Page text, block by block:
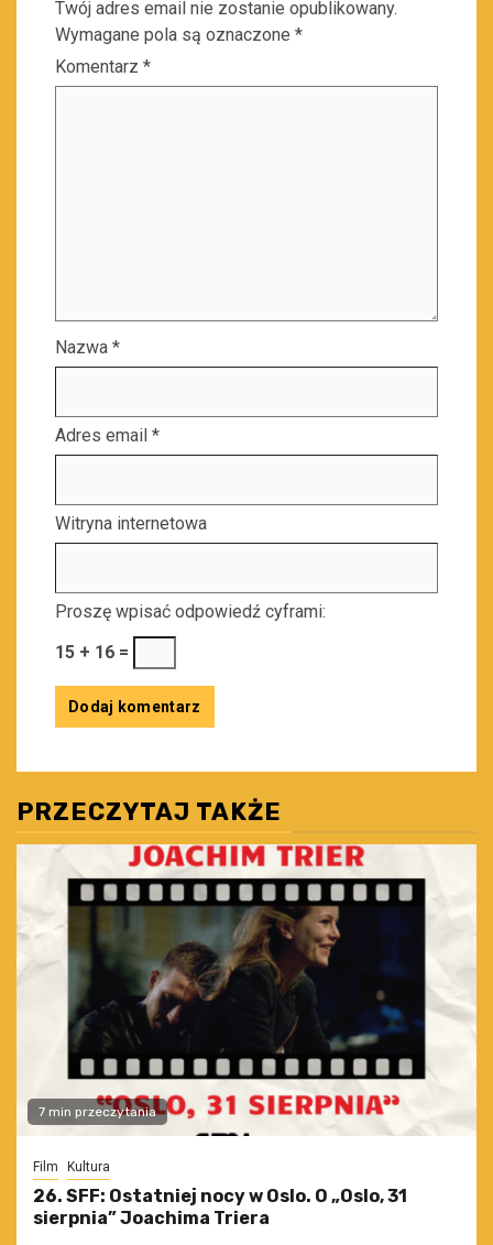
Twój adres email nie zostanie opublikowany.
Wymagane pola są oznaczone *
Komentarz *
Nazwa *
Adres email *
Witryna internetowa
Proszę wpisać odpowiedź cyframi:
15 + 16 =
PRZECZYTAJ TAKŻE
7 min przeczytania
Film Kultura
26. SFF: Ostatniej nocy w Oslo. O „Oslo, 31
sierpnia” Joachima Triera